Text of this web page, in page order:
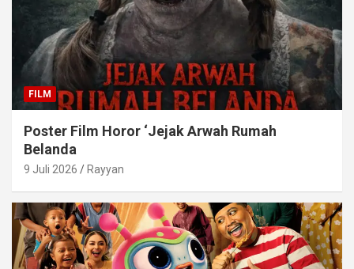
FILM
Poster Film Horor ‘Jejak Arwah Rumah
Belanda
9 Juli 2026 Rayyan